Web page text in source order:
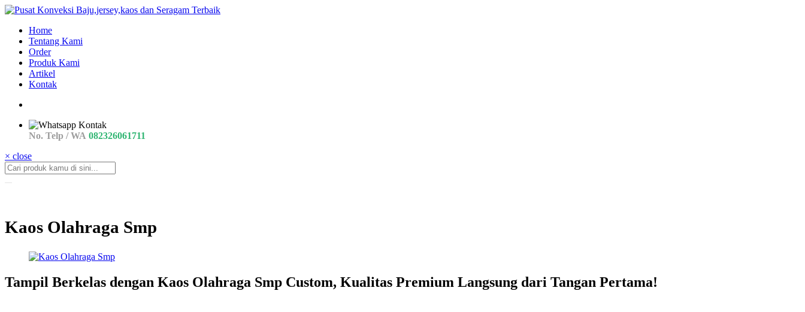
Home
Tentang Kami
Order
Produk Kami
Artikel
Kontak
No. Telp / WA 082326061711
× close
Kaos Olahraga Smp
Tampil Berkelas dengan Kaos Olahraga Smp Custom, Kualitas Premium Langsung dari Tangan Pertama!